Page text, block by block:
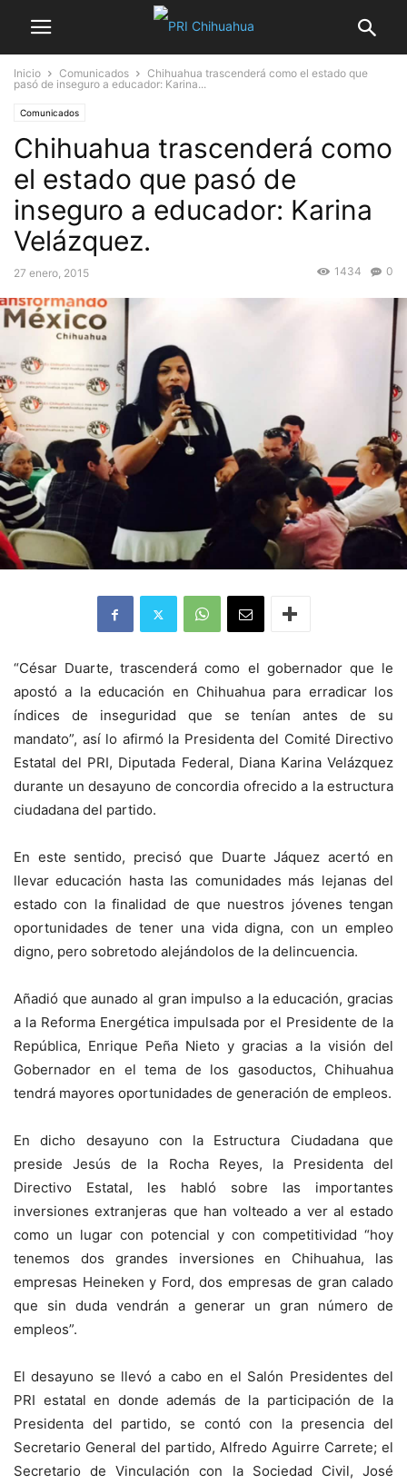
Inicio Comunicados
Chihuahua trascenderá como el estado que
pasó de inseguro a educador: Karina...
Comunicados
Chihuahua trascenderá como
el estado que pasó de
inseguro a educador: Karina
Velázquez.
27 enero, 2015 0
1434
“César Duarte, trascenderá como el gobernador que le
apostó a la educación en Chihuahua para erradicar los
índices de inseguridad que se tenían antes de su
mandato”, así lo afirmó la Presidenta del Comité Directivo
Estatal del PRI, Diputada Federal, Diana Karina Velázquez
durante un desayuno de concordia ofrecido a la estructura
ciudadana del partido.
En este sentido, precisó que Duarte Jáquez acertó en
llevar educación hasta las comunidades más lejanas del
estado con la finalidad de que nuestros jóvenes tengan
oportunidades de tener una vida digna, con un empleo
digno, pero sobretodo alejándolos de la delincuencia.
Añadió que aunado al gran impulso a la educación, gracias
a la Reforma Energética impulsada por el Presidente de la
República, Enrique Peña Nieto y gracias a la visión del
Gobernador en el tema de los gasoductos, Chihuahua
tendrá mayores oportunidades de generación de empleos.
En dicho desayuno con la Estructura Ciudadana que
preside Jesús de la Rocha Reyes, la Presidenta del
Directivo Estatal, les habló sobre las importantes
inversiones extranjeras que han volteado a ver al estado
como un lugar con potencial y con competitividad “hoy
tenemos dos grandes inversiones en Chihuahua, las
empresas Heineken y Ford, dos empresas de gran calado
que sin duda vendrán a generar un gran número de
empleos”.
El desayuno se llevó a cabo en el Salón Presidentes del
PRI estatal en donde además de la participación de la
Presidenta del partido, se contó con la presencia del
Secretario General del partido, Alfredo Aguirre Carrete; el
Secretario de Vinculación con la Sociedad Civil, José